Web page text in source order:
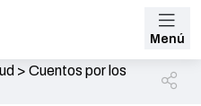
Menú
> Cuentos por los